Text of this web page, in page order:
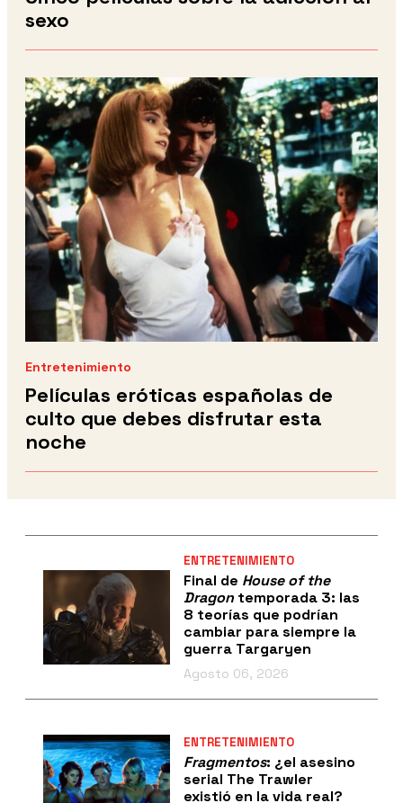
sexo
Entretenimiento
Películas eróticas españolas de
culto que debes disfrutar esta
noche
ENTRETENIMIENTO
Final de House of the
Dragontemporada 3: las
8 teorías que podrían
cambiar para siempre la
guerra Targaryen
Agosto 06, 2026
ENTRETENIMIENTO
Fragmentos: ¿el asesino
serial The Trawler
existió en la vida real?